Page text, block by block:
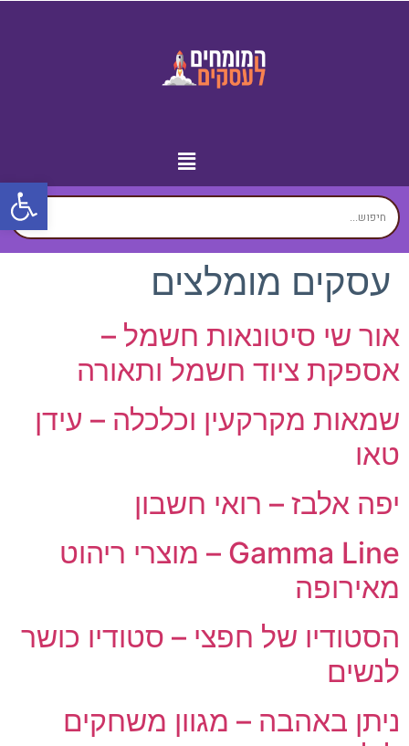
עסקים מומלצים
אור שי סיטונאות חשמל –
אספקת ציוד חשמל ותאורה
שמאות מקרקעין וכלכלה – עידן
טאו
יפה אלבז – רואי חשבון
Gamma Line – מוצרי ריהוט
מאירופה
הסטודיו של חפצי – סטודיו כושר
לנשים
ניתן באהבה – מגוון משחקים